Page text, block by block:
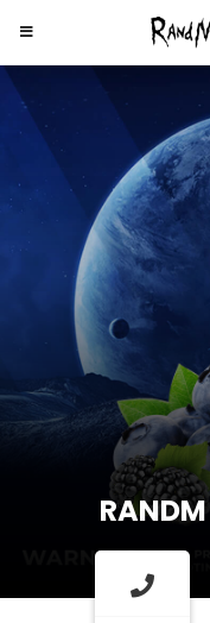
RANDM